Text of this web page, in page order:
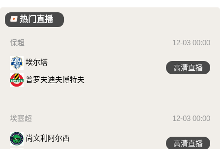
热门直播
保超 12-03 00:00
埃尔塔
普罗夫迪夫博特夫
高清直播
埃塞超 12-03 00:00
尚文利阿尔西
高清直播